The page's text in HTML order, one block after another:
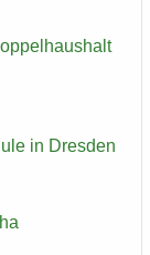
in Dres­den